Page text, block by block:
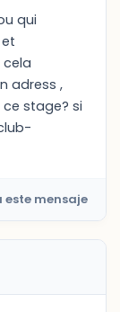
qui
adress ,
stage? si
este mensaje